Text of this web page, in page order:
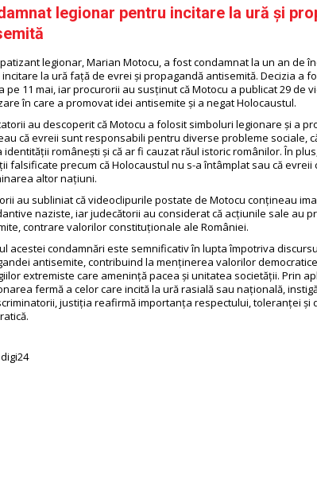
legionar pentru incitare la ură și
legionar, Marian Motocu, a fost condamnat la un an de
la ură față de evrei și propagandă antisemită. Decizia a
pe 11 mai, iar procurorii au susținut că Motocu a publicat 29 de
în care a promovat idei antisemite și a negat Holocaustul.
au descoperit că Motocu a folosit simboluri legionare și a
că evreii sunt responsabili pentru diverse probleme sociale,
identității românești și că ar fi cauzat răul istoric românilor. În
falsificate precum că Holocaustul nu s-a întâmplat sau că evreii
altor națiuni.
au subliniat că videoclipurile postate de Motocu conțineau
naziste, iar judecătorii au considerat că acțiunile sale au
contrare valorilor constituționale ale României.
acestei condamnări este semnificativ în lupta împotriva
antisemite, contribuind la menținerea valorilor
extremiste care amenință pacea și unitatea societății. Prin
fermă a celor care incită la ură rasială sau națională,
justiția reafirmă importanța respectului, toleranței și